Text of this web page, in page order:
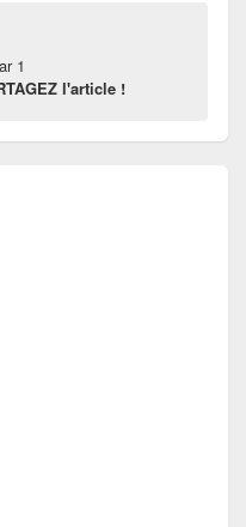
1
l'article !